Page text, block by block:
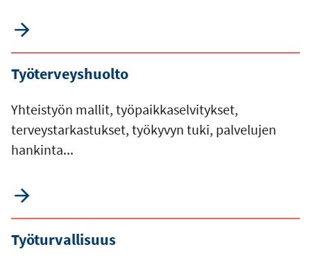
Työterveyshuolto
Yhteistyön mallit, työpaikkaselvitykset,
terveystarkastukset, työkyvyn tuki, palvelujen
hankinta...
Työturvallisuus